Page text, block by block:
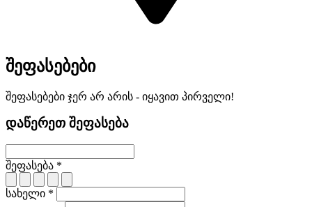
შეფასებები
შეფასებები ჯერ არ არის - იყავით პირველი!
დაწერეთ შეფასება
შეფასება *
სახელი *